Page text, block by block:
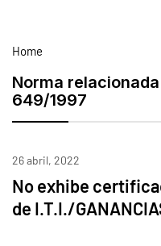
Home
Norma
649/1997
26 abril, 2022
No exhibe
de I.T.I./